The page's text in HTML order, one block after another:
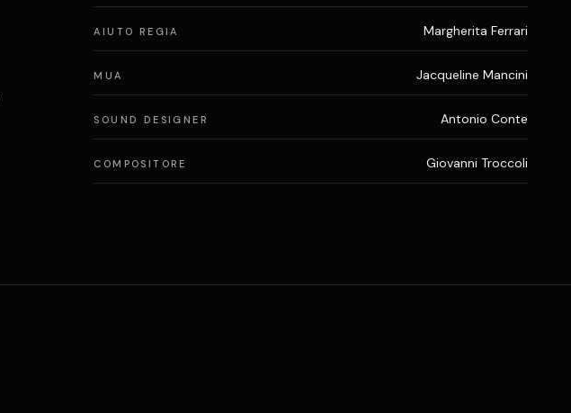
AIUTO REGIA Margherita Ferrari
MUA Jacqueline Mancini
SOUND DESIGNER Antonio Conte
COMPOSITORE Giovanni Troccoli